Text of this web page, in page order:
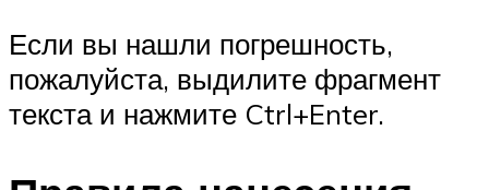
Если вы нашли погрешность,
пожалуйста, выдилите фрагмент
текста и нажмите Ctrl+Enter.